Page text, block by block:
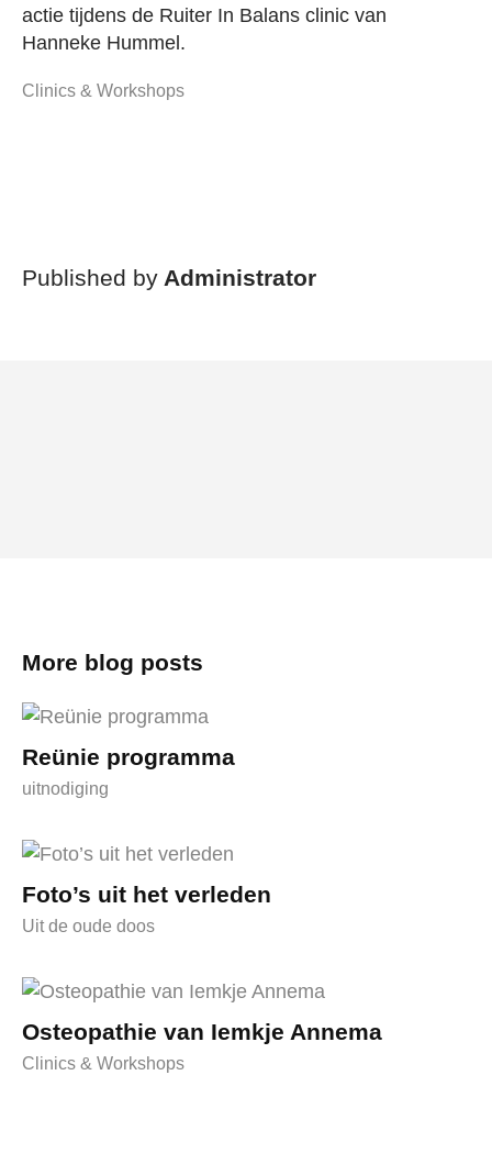
actie tijdens de Ruiter In Balans clinic van
Hanneke Hummel.
Published by Administrator
More blog posts
Reünie programma
uitnodiging
Foto’s uit het verleden
Uit de oude doos
Osteopathie van Iemkje Annema
Clinics & Workshops